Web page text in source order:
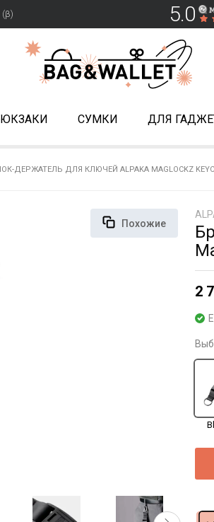
5.0
СУМКИ ДЛЯ
ДЕРЖАТЕЛЬ ДЛЯ КЛЮЧЕЙ ALPAKA MAGLOCKZ
Похожие
2